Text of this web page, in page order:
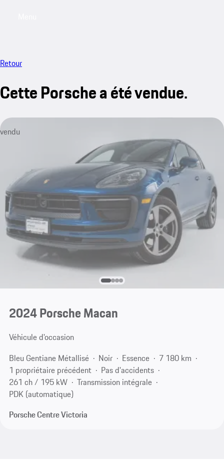
Retour
Cette Porsche a été vendue.
vendu
2024 Porsche Macan
Véhicule d'occasion
Bleu Gentiane Métallisé
Noir Essence
7 180 km
1 propriétaire précédent
Pas d'accidents
261 ch / 195 kW
Transmission intégrale
PDK (automatique)
Porsche Centre Victoria